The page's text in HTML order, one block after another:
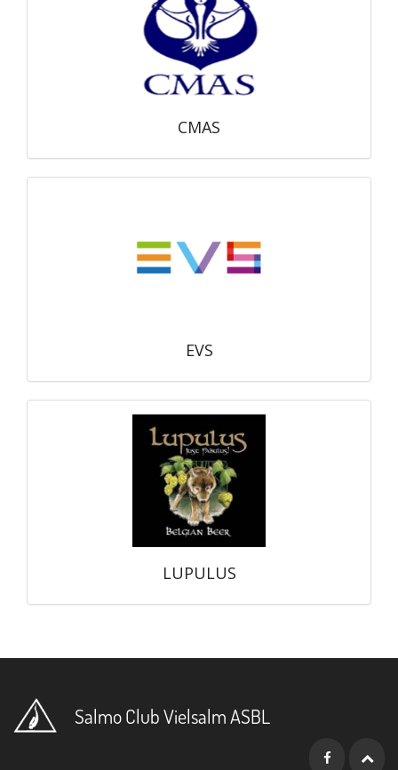
CMAS
EVS
LUPULUS
Salmo Club Vielsalm ASBL